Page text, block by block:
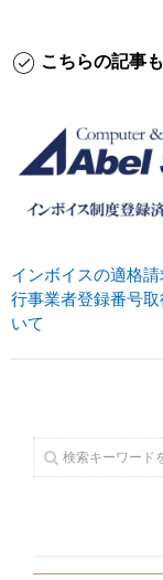
こちらの記事
インボイスの適格
行事業者登録番号取
いて